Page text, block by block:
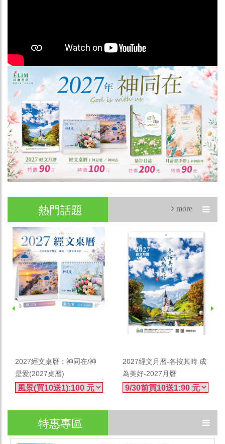
熱門話題 more
加入購物車
2027經文桌曆：神同在/神
是愛(2027桌曆)
加入購物車
2027經文月曆-各按其時 成
為美好-2027月曆
特惠專區